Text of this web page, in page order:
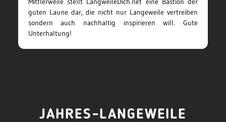
guten Laune dar, die nicht nur Langeweile vertreiben
sondern auch nachhaltig inspirieren will. Gute
Unterhaltung!
JAHRES-LANGEWEILE